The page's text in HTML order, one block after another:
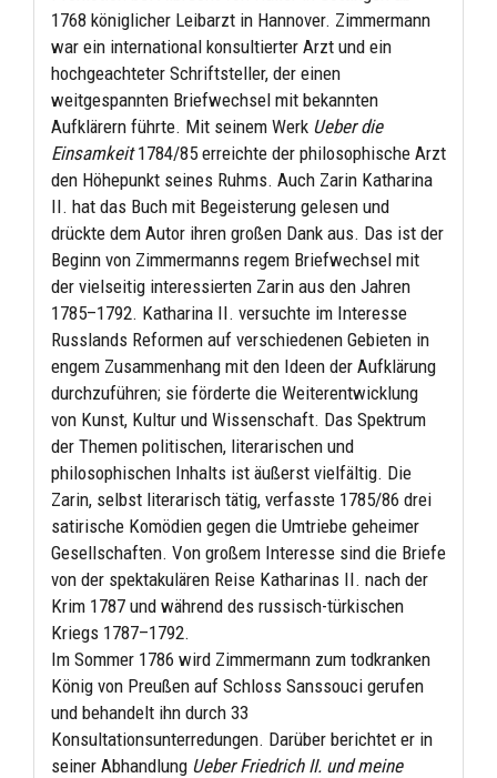
1768 königlicher Leibarzt in Hannover. Zimmermann
war ein international konsultierter Arzt und ein
hochgeachteter Schriftsteller, der einen
weitgespannten Briefwechsel mit bekannten
Aufklärern führte. Mit seinem Werk Ueber die
Einsamkeit1784/85 erreichte der philosophische Arzt
den Höhepunkt seines Ruhms. Auch Zarin Katharina
II. hat das Buch mit Begeisterung gelesen und
drückte dem Autor ihren großen Dank aus. Das ist der
Beginn von Zimmermanns regem Briefwechsel mit
der vielseitig interessierten Zarin aus den Jahren
1785–1792. Katharina II. versuchte im Interesse
Russlands Reformen auf verschiedenen Gebieten in
engem Zusammenhang mit den Ideen der Aufklärung
durchzuführen; sie förderte die Weiterentwicklung
von Kunst, Kultur und Wissenschaft. Das Spektrum
der Themen politischen, literarischen und
philosophischen Inhalts ist äußerst vielfältig. Die
Zarin, selbst literarisch tätig, verfasste 1785/86 drei
satirische Komödien gegen die Umtriebe geheimer
Gesellschaften. Von großem Interesse sind die Briefe
von der spektakulären Reise Katharinas II. nach der
Krim 1787 und während des russisch-türkischen
Kriegs 1787–1792.
Im Sommer 1786 wird Zimmermann zum todkranken
König von Preußen auf Schloss Sanssouci gerufen
und behandelt ihn durch 33
Konsultationsunterredungen. Darüber berichtet er in
seiner Abhandlung Ueber Friedrich II. und meine